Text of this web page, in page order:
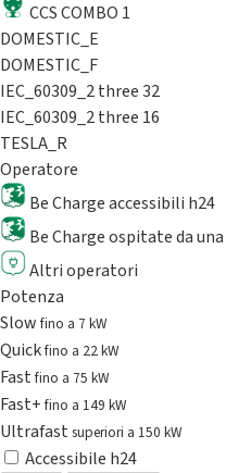
CCS COMBO 1
DOMESTIC_E
DOMESTIC_F
IEC_60309_2 three 32
IEC_60309_2 three 16
TESLA_R
Operatore
Be Charge accessibili h24
Be Charge ospitate da
Altri operatori
Potenza
Slowfino a 7 kW
Quickfino a 22 kW
Fastfino a 75 kW
Fast+fino a 149 kW
Ultrafast superiori a 150 kW
Accessibile h24